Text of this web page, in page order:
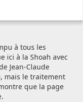
à tous les
ici à la Shoah avec
Jean-Claude
mais le traitement
que la page